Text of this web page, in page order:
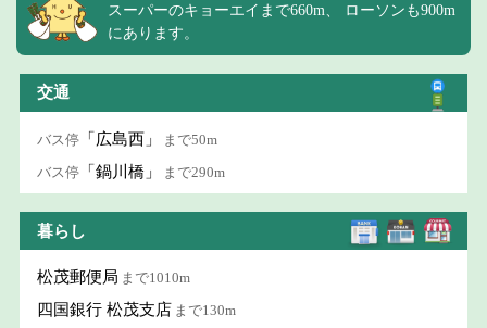
スーパーのキョーエイまで660m、 ローソンも900m
にあります。
交通
バス停 「広島西」 まで50m
バス停 「鍋川橋」 まで290m
暮らし
松茂郵便局 まで1010m
四国銀行 松茂支店 まで130m